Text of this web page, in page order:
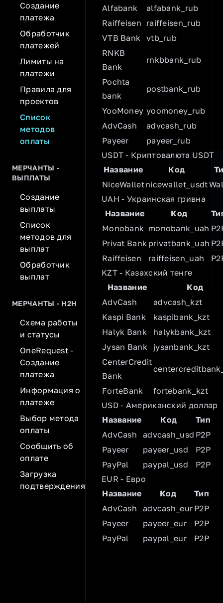
Создание
платежа
Обработчик
платежей
Лимиты на
платежи
Правила для
проектов
Список
методов
оплаты
МЕРЧАНТЫ -
ВЫПЛАТЫ
Создание
выплаты
Список
методов для
выплат
Обработчик
выплат
МЕРЧАНТЫ - H2H
Схема работы
и статусы
OneRequest -
Создание
платежа
Информация о
платеже
Выбор метода
оплаты
Сообщить об
оплате
Загрузка
подтверждения
Alfabank
alfabank_rub
Raiffeisen raiffeisen_rub
VTB Bank vtb_rub
RNKB
Bank
rnkbbank_rub
Pochta
bank
postbank_rub
YooMoney yoomoney_rub
AdvCash
advcash_rub
Payeer
payeer_rub
USDT - Криптовалюта USDT
Название
Код
NiceWalletnicewallet_usdt
UAH - Украинская гривна
Название
Код
Monobank monobank_uah
Privat Bank privatbank_uah
Raiffeisen
raiffeisen_uah
KZT - Казахский тенге
Название
Код
AdvCash
advcash_kzt
Kaspi Bank
kaspibank_kzt
Halyk Bank
halykbank_kzt
Jysan Bank
jysanbank_kzt
CenterCredit
Bank
ForteBank
fortebank_kzt
USD - Американский доллар
Название
Код
Тип
AdvCash
advcash_usd P2P
Payeer
payeer_usd
P2P
PayPal
paypal_usd
P2P
EUR - Евро
Название
Код
Тип
AdvCash
advcash_eur P2P
Payeer
payeer_eur
P2P
PayPal
paypal_eur P2P